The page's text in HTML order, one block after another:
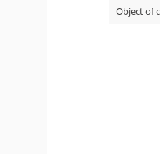
Object of